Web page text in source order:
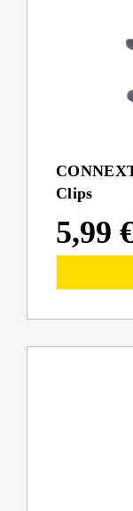
Clips
5,99